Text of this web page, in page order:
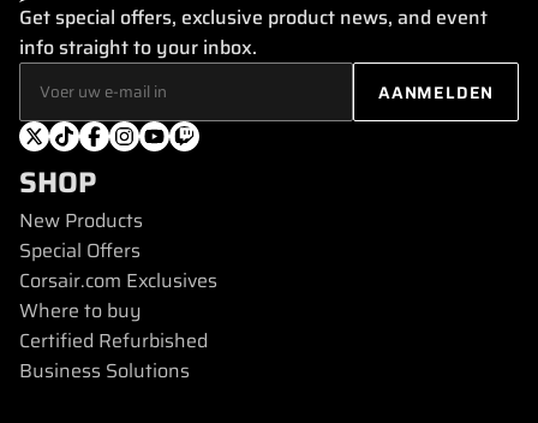
Get special offers, exclusive product news, and event
info straight to your inbox.
SHOP
New Products
Special Offers
Corsair.com Exclusives
Where to buy
Certified Refurbished
Business Solutions